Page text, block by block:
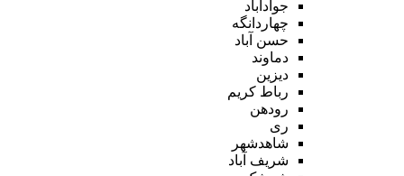
جوادآباد
چهاردانگه
حسن آباد
دماوند
دیزین
رباط کریم
رودهن
ری
شاهدشهر
شریف آباد